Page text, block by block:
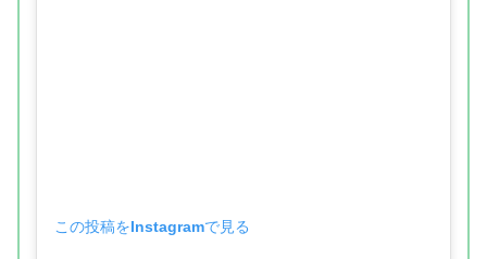
この投稿をInstagramで見る